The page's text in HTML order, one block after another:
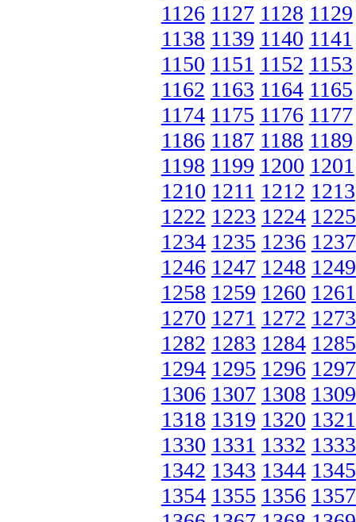
1126 1127 1128 1129
1138 1139 1140 1141
1150 1151 1152 1153
1162 1163 1164 1165
1174 1175 1176 1177
1186 1187 1188 1189
1198 1199 1200 1201
1210 1211 1212 1213
1222 1223 1224 1225
1234 1235 1236 1237
1246 1247 1248 1249
1258 1259 1260 1261
1270 1271 1272 1273
1282 1283 1284 1285
1294 1295 1296 1297
1306 1307 1308 1309
1318 1319 1320 1321
1330 1331 1332 1333
1342 1343 1344 1345
1354 1355 1356 1357